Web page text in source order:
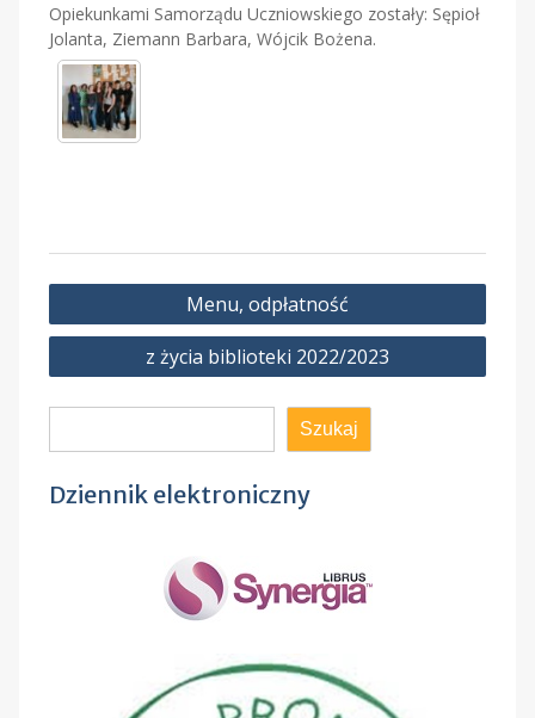
Opiekunkami Samorządu Uczniowskiego zostały: Sępioł
Jolanta, Ziemann Barbara, Wójcik Bożena.
Nawigacja
wpisu
Menu, odpłatność
z życia biblioteki 2022/2023
Szukaj
Dziennik elektroniczny